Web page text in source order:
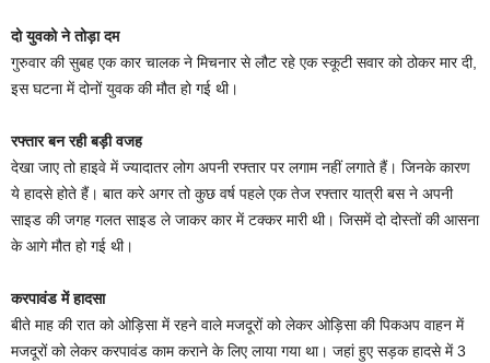
दो युवको ने तोड़ा दम
गुरुवार की सुबह एक कार चालक ने मिचनार से लौट रहे एक स्कूटी सवार को ठोकर मार दी,
इस घटना में दोनों युवक की मौत हो गई थी।
रफ्तार बन रही बड़ी वजह
देखा जाए तो हाइवे में ज्यादातर लोग अपनी रफ्तार पर लगाम नहीं लगाते हैं। जिनके कारण
ये हादसे होते हैं। बात करे अगर तो कुछ वर्ष पहले एक तेज रफ्तार यात्री बस ने अपनी
साइड की जगह गलत साइड ले जाकर कार में टक्कर मारी थी। जिसमें दो दोस्तों की आसना
के आगे मौत हो गई थी।
करपावंड में हादसा
बीते माह की रात को ओड़िसा में रहने वाले मजदूरों को लेकर ओड़िसा की पिकअप वाहन में
मजदूरों को लेकर करपावंड काम कराने के लिए लाया गया था। जहां हुए सड़क हादसे में 3